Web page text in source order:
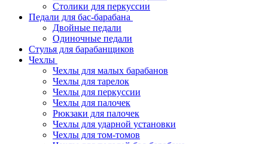
Столики для перкуссии
Педали для бас-барабана
Двойные педали
Одиночные педали
Стулья для барабанщиков
Чехлы
Чехлы для малых барабанов
Чехлы для тарелок
Чехлы для перкуссии
Чехлы для палочек
Рюкзаки для палочек
Чехлы для ударной установки
Чехлы для том-томов